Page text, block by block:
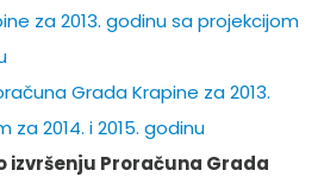
za 2013. godinu sa projekcijom
Grada Krapine za 2013.
2014. i 2015. godinu
izvršenju Proračuna Grada